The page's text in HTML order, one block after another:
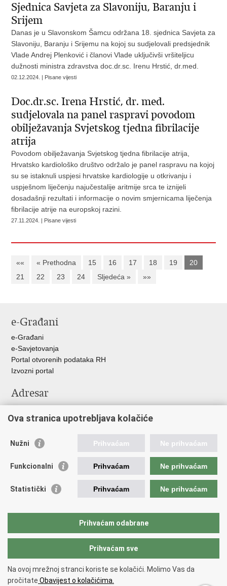
Sjednica Savjeta za Slavoniju, Baranju i
Srijem
Danas je u Slavonskom Šamcu održana 18. sjednica Savjeta za
Slavoniju, Baranju i Srijemu na kojoj su sudjelovali predsjednik
Vlade Andrej Plenković i članovi Vlade uključivši vršiteljicu
dužnosti ministra zdravstva doc.dr.sc. Irenu Hrstić, dr.med.
02.12.2024. | Pisane vijesti
Doc.dr.sc. Irena Hrstić, dr. med.
sudjelovala na panel raspravi povodom
obilježavanja Svjetskog tjedna fibrilacije
atrija
Povodom obilježavanja Svjetskog tjedna fibrilacije atrija,
Hrvatsko kardiološko društvo održalo je panel raspravu na kojoj
su se istaknuli uspjesi hrvatske kardiologije u otkrivanju i
uspješnom liječenju najučestalije aritmije srca te iznijeli
dosadašnji rezultati i informacije o novim smjernicama liječenja
fibrilacije atrije na europskoj razini.
27.11.2024. | Pisane vijesti
«« « Prethodna 15 16 17 18 19
20
21
22 23 24 Sljedeća » »»
e-Građani
e-Građani
e-Savjetovanja
Portal otvorenih podataka RH
Izvozni portal
Adresar
Adresar tijela javne vlasti
Popis dužnosnika u RH
Važne poveznice
Agencija za lijekove i medicinske proizvode
Hrvatski zavod za javno zdravstvo
Hrvatski zavod za hitnu medicinu
Copyright © 2026 Ministarstvo zdravstva Republike Hrvatske.
Ova stranica upotrebljava kolačiće
Nužni Prihvaćam Ne prihvaćam
Funkcionalni Prihvaćam Ne prihvaćam
Statistički Prihvaćam Ne prihvaćam
Prihvaćam odabrane
Prihvaćam sve
Na ovoj mrežnoj stranci koriste se kolačići. Molimo Vas da
pročitate Obavijest o kolačićima.